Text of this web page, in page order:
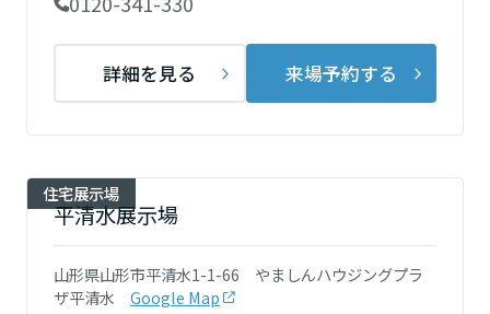
海外事業
ミサワアイデンティティ
詳細を見る 来場予約する
住宅展示場
平清水展示場
山形県山形市平清水1-1-66 やましんハウジングプラ
ザ平清水
Google Map
神奈川県
甲信越・北陸